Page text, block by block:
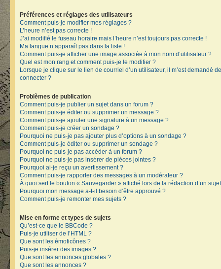
Préférences et réglages des utilisateurs
Comment puis-je modifier mes réglages ?
L’heure n’est pas correcte !
J’ai modifié le fuseau horaire mais l’heure n’est toujours pas correcte !
Ma langue n’apparaît pas dans la liste !
Comment puis-je afficher une image associée à mon nom d’utilisateur ?
Quel est mon rang et comment puis-je le modifier ?
Lorsque je clique sur le lien de courriel d’un utilisateur, il m’est demandé
connecter ?
Problèmes de publication
Comment puis-je publier un sujet dans un forum ?
Comment puis-je éditer ou supprimer un message ?
Comment puis-je ajouter une signature à un message ?
Comment puis-je créer un sondage ?
Pourquoi ne puis-je pas ajouter plus d’options à un sondage ?
Comment puis-je éditer ou supprimer un sondage ?
Pourquoi ne puis-je pas accéder à un forum ?
Pourquoi ne puis-je pas insérer de pièces jointes ?
Pourquoi ai-je reçu un avertissement ?
Comment puis-je rapporter des messages à un modérateur ?
À quoi sert le bouton « Sauvegarder » affiché lors de la rédaction d’un
Pourquoi mon message a-t-il besoin d’être approuvé ?
Comment puis-je remonter mes sujets ?
Mise en forme et types de sujets
Qu’est-ce que le BBCode ?
Puis-je utiliser de l’HTML ?
Que sont les émoticônes ?
Puis-je insérer des images ?
Que sont les annonces globales ?
Que sont les annonces ?